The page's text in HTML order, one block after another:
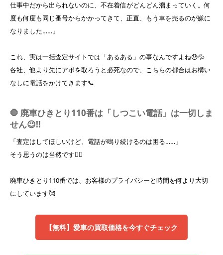
仕事中だから出られないのに、不在着信がどんどん溜まっていく。何
度も何度も同じ番号からかかってきて、正直、もう車を売るのが嫌に
なりました……」
これ、実は一括査定サイトでは「あるある」の事なんですよね😓💦
各社、他より先にアポを取ろうと必死なので、こちらの都合はお構い
なしに電話をかけてきます📞
🛑 廃車ひきとり110番は「しつこい電話」は一切しま
せん😉‼️
「査定はしてほしいけど、電話が鳴り続けるのは困る……」
そう思うのは当然です☝🏻
廃車ひきとり110番では、お客様のプライバシーと時間を何より大切
にしています🥰
【無料】愛車の買取価格を今すぐチェック